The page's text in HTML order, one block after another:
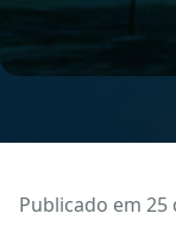
Publicado em 25